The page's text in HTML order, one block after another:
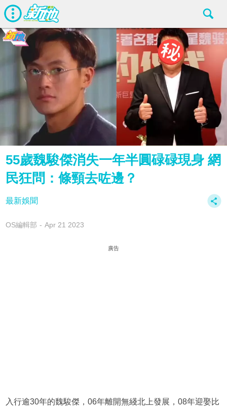
55歲魏駿傑消失一年半圓碌碌現身 網
民狂問：條頸去咗邊？
最新娛聞
OS編輯部 Apr 21 2023
廣告
入行逾30年的魏駿傑，06年離開無綫北上發展，08年迎娶比